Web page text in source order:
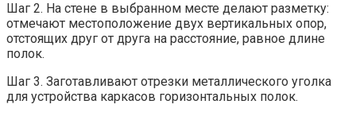
Шаг 2. На стене в выбранном месте делают разметку:
отмечают местоположение двух вертикальных опор,
отстоящих друг от друга на расстояние, равное длине
полок.
Шаг 3. Заготавливают отрезки металлического уголка
для устройства каркасов горизонтальных полок.